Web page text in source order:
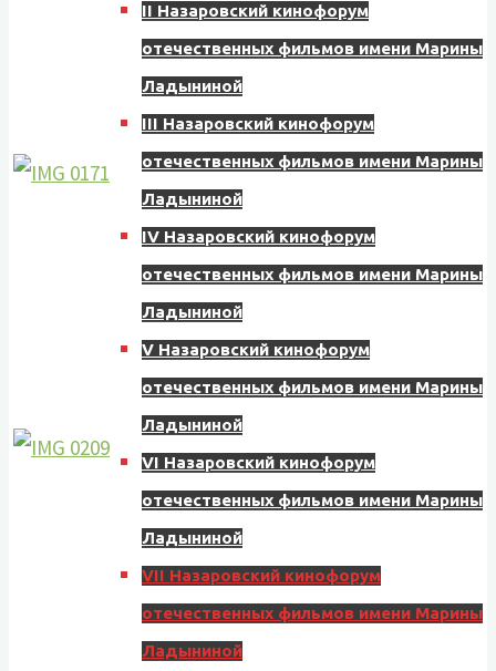
II Назаровский кинофорум
отечественных фильмов имени Марины
Ладыниной
III Назаровский кинофорум
отечественных фильмов имени Марины
Ладыниной
IV Назаровский кинофорум
отечественных фильмов имени Марины
Ладыниной
V Назаровский кинофорум
отечественных фильмов имени Марины
Ладыниной
VI Назаровский кинофорум
отечественных фильмов имени Марины
Ладыниной
VII Назаровский кинофорум
отечественных фильмов имени Марины
Ладыниной